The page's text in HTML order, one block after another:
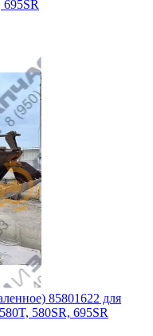
695SR
85801622 для
580SR, 695SR